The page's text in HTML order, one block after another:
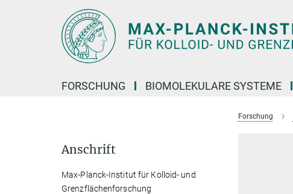
FORSCHUNG BIOMOLEKULARE SYSTEME
Forschung
Anschrift
Max-Planck-Institut für Kolloid- und
Grenzflächenforschung